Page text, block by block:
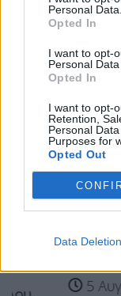
Personal Data.
Opted In
I want to opt-
Personal
Opted In
I want to opt-
Retention,
Personal
Purposes for
Opted Out
Data Deletion
Σχετικά Άρθρα
5